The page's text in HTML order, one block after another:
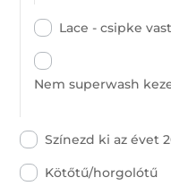
Lace - csipke
Nem superwash
Színezd ki az évet
Kötőtű/horgolótű